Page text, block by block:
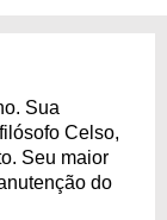
ser homenageado.
Sua
Celso,
Seu maior
do